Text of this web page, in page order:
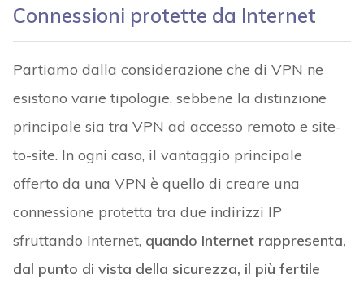
Connessioni protette da Internet
Partiamo dalla considerazione che di VPN ne
esistono varie tipologie, sebbene la distinzione
principale sia tra VPN ad accesso remoto e site-
to-site. In ogni caso, il vantaggio principale
offerto da una VPN è quello di creare una
connessione protetta tra due indirizzi IP
sfruttando Internet, quando Internet rappresenta,
dal punto di vista della sicurezza, il più fertile